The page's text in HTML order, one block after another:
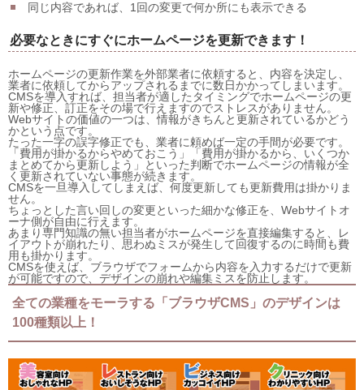
同じ内容であれば、1回の変更で何か所にも表示できる
必要なときにすぐにホームページを更新できます！
ホームページの更新作業を外部業者に依頼すると、内容を決定し、
業者に依頼してからアップされるまでに数日かかってしまいます。
CMSを導入すれば、担当者が適したタイミングでホームページの更
新や修正、訂正をその場で行えますのでストレスがありません。
Webサイトの価値の一つは、情報がきちんと更新されているかどう
かという点です。
たった一字の誤字修正でも、業者に頼めば一定の手間が必要です。
「費用が掛かるからやめておこう」「費用が掛かるから、いくつか
まとめてから更新しよう」といった判断でホームページの情報が全
く更新されていない事態が続きます。
CMSを一旦導入してしまえば、何度更新しても更新費用は掛かりま
せん。
ちょっとした言い回しの変更といった細かな修正を、Webサイトオ
ーナ側が自由に行えます。
あまり専門知識の無い担当者がホームページを直接編集すると、レ
イアウトが崩れたり、思わぬミスが発生して回復するのに時間も費
用も掛かります。
CMSを使えば、ブラウザでフォームから内容を入力するだけで更新
が可能ですので、デザインの崩れや編集ミスを防止します。
全ての業種をモーラする「ブラウザCMS」のデザインは
100種類以上！